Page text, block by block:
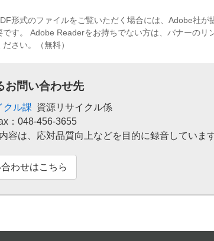
形式のファイルをご覧いただく場合には、Adobe社が
です。
Adobe Readerをお持ちでない方は、バナーのリ
ださい。（無料）
お問い合わせ先
クル課 資源リサイクル係
：048-456-3655
容は、応対品質向上などを目的に録音しています
わせはこちら